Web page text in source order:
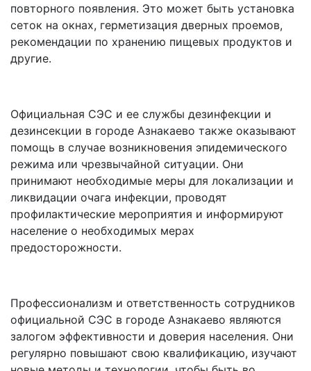
повторного появления. Это может быть установка
сеток на окнах, герметизация дверных проемов,
рекомендации по хранению пищевых продуктов и
другие.
Официальная СЭС и ее службы дезинфекции и
дезинсекции в городе Азнакаево также оказывают
помощь в случае возникновения эпидемического
режима или чрезвычайной ситуации. Они
принимают необходимые меры для локализации и
ликвидации очага инфекции, проводят
профилактические мероприятия и информируют
население о необходимых мерах
предосторожности.
Профессионализм и ответственность сотрудников
официальной СЭС в городе Азнакаево являются
залогом эффективности и доверия населения. Они
регулярно повышают свою квалификацию, изучают